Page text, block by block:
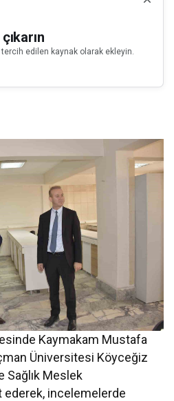
edilen kaynak olarak ekleyin.
Kaymakam Mustafa
Üniversitesi Köyceğiz
Sağlık Meslek
ederek, incelemelerde